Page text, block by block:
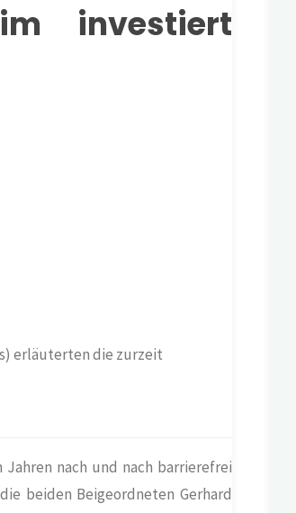
investiert
erläuterten die zurzeit
nach und nach barrierefrei
beiden Beigeordneten Gerhard